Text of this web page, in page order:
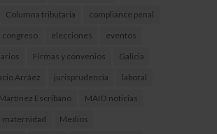
Columna tributaria
compliance penal
congreso elecciones
eventos
Firmas y convenios
Galicia
Arráez jurisprudencia
laboral
Escribano
MAIO noticias
maternidad
Medios